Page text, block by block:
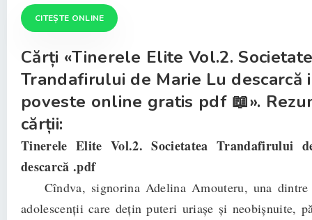
CITEȘTE ONLINE
Cărți «Tinerele Elite Vol.2.
Trandafirului de Marie Lu descarcă
poveste online gratis pdf 📖».
cărții:
Tinerele Elite Vol.2. Societatea
descarcă .pdf
Cîndva, signorina Adelina Amouteru, una
adolescenții care dețin puteri uriașe și neobișnuite,